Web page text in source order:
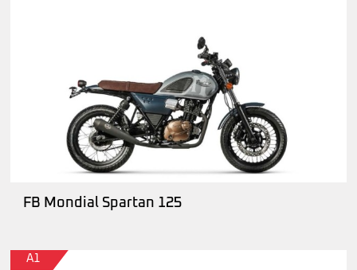
FB Mondial Spartan 125
A1